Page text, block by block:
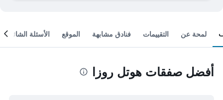
لمحة عن التقييمات فنادق مشابهة الموقع الأسئلة الشائعة
أفضل صفقات هوتل روزا